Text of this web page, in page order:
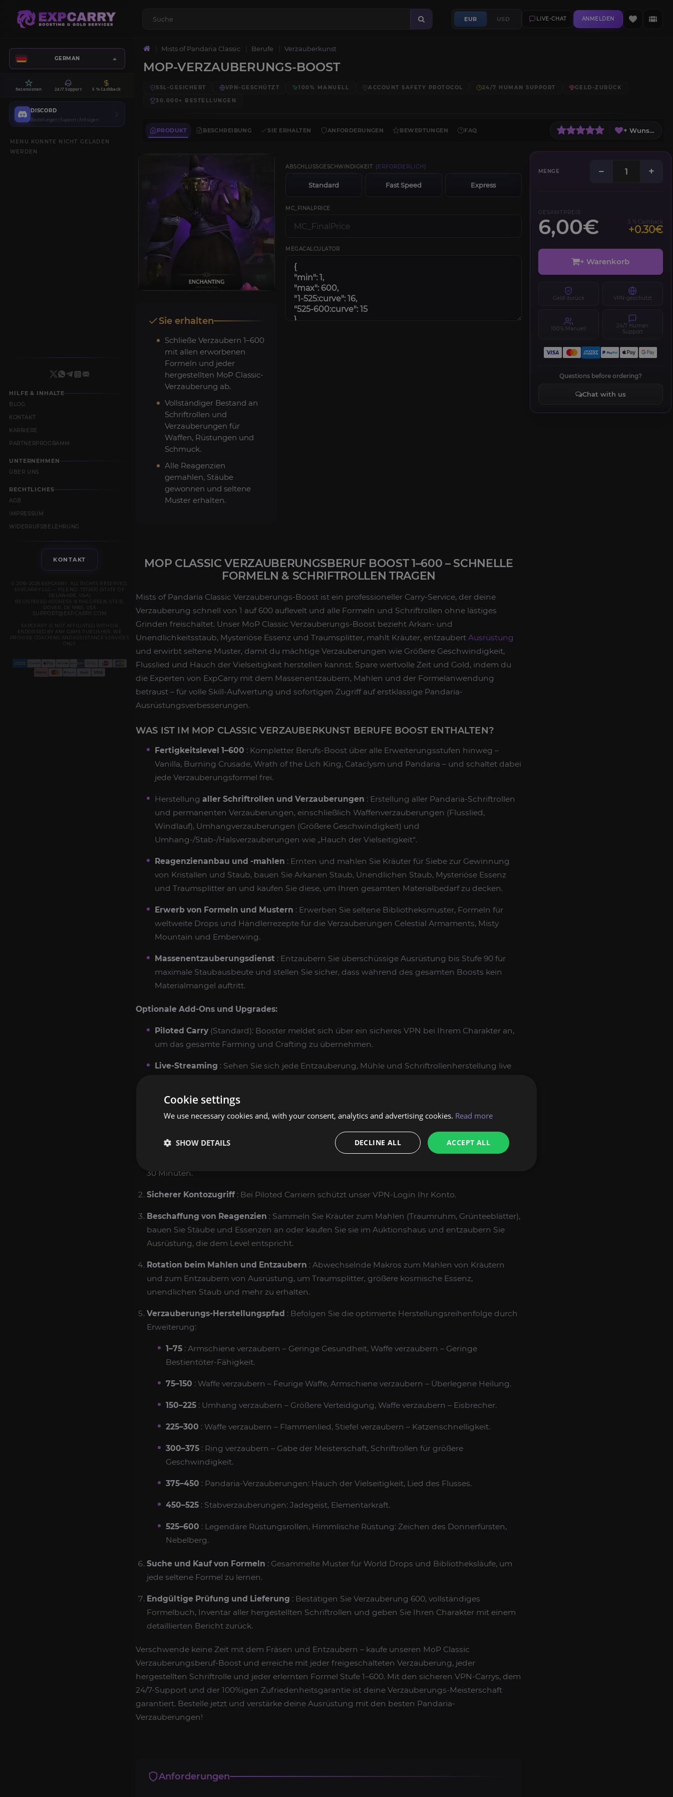
EUR USD LIVE-CHAT ANMELDEN
GERMAN
Rezensionen 24/7 Support 5 % Cashback
DISCORD
Bestellungen | Support | Anfragen
MENU KONNTE NICHT GELADEN
WERDEN
HILFE & INHALTE
BLOG
KONTAKT
KARRIERE
PARTNERPROGRAMM
UNTERNEHMEN
ÜBER UNS
RECHTLICHES
AGB
IMPRESSUM
WIDERRUFSBELEHRUNG
KONTAKT
© 2019–2026 EXPCARRY. ALL RIGHTS RESERVED.
EXPCARRY LLC — FILE NO. 7372610 (STATE OF
DELAWARE, USA)
REGISTERED ADDRESS: 8 THE GREEN, STE B,
DOVER, DE 19901, USA
SUPPORT@EXPCARRY.COM
EXPCARRY IS NOT AFFILIATED WITH OR
ENDORSED BY ANY GAME PUBLISHER. WE
PROVIDE COACHING AND ASSISTANCE SERVICES
ONLY.
Mists of Pandaria Classic Berufe Verzauberkunst
MOP-VERZAUBERUNGS-BOOST
SSL-GESICHERT VPN-GESCHÜTZT 100% MANUELL ACCOUNT SAFETY PROTOCOL 24/7 HUMAN SUPPORT
GELD-ZURÜCK
30.000+
BESTELLUNGEN
PRODUKT BESCHREIBUNG SIE ERHALTEN ANFORDERUNGEN BEWERTUNGEN FAQ + Wunschliste
ABSCHLUSSGESCHWINDIGKEIT [ERFORDERLICH]
Standard Fast Speed Express
MC_FINALPRICE
MEGACALCULATOR
MENGE − +
GESAMTPREIS
6,00€ 5 % Cashback
+0.30€
+ Warenkorb
Geld-zurück VPN-geschützt
100% Manuell
24/7 Human
Support
Questions before ordering?
Chat with us
Sie erhalten
Schließe Verzaubern 1–600
mit allen erworbenen
Formeln und jeder
hergestellten MoP Classic-
Verzauberung ab.
Vollständiger Bestand an
Schriftrollen und
Verzauberungen für
Waffen, Rüstungen und
Schmuck.
Alle Reagenzien
gemahlen, Stäube
gewonnen und seltene
Muster erhalten.
MOP CLASSIC VERZAUBERUNGSBERUF BOOST 1–600 – SCHNELLE
FORMELN & SCHRIFTROLLEN TRAGEN
Mists of Pandaria Classic Verzauberungs-Boost ist ein professioneller Carry-Service, der deine
Verzauberung schnell von 1 auf 600 auflevelt und alle Formeln und Schriftrollen ohne lästiges
Grinden freischaltet. Unser MoP Classic Verzauberungs-Boost bezieht Arkan- und
Unendlichkeitsstaub, Mysteriöse Essenz und Traumsplitter, mahlt Kräuter, entzaubert Ausrüstung
und erwirbt seltene Muster, damit du mächtige Verzauberungen wie Größere Geschwindigkeit,
Flusslied und Hauch der Vielseitigkeit herstellen kannst. Spare wertvolle Zeit und Gold, indem du
die Experten von ExpCarry mit dem Massenentzaubern, Mahlen und der Formelanwendung
betraust – für volle Skill-Aufwertung und sofortigen Zugriff auf erstklassige Pandaria-
Ausrüstungsverbesserungen.
WAS IST IM MOP CLASSIC VERZAUBERKUNST BERUFE BOOST ENTHALTEN?
Fertigkeitslevel 1–600 : Kompletter Berufs-Boost über alle Erweiterungsstufen hinweg –
Vanilla, Burning Crusade, Wrath of the Lich King, Cataclysm und Pandaria – und schaltet dabei
jede Verzauberungsformel frei.
Herstellung aller Schriftrollen und Verzauberungen : Erstellung aller Pandaria-Schriftrollen
und permanenten Verzauberungen, einschließlich Waffenverzauberungen (Flusslied,
Windlauf), Umhangverzauberungen (Größere Geschwindigkeit) und
Umhang-/Stab-/Halsverzauberungen wie „Hauch der Vielseitigkeit“.
Reagenzienanbau und -mahlen : Ernten und mahlen Sie Kräuter für Siebe zur Gewinnung
von Kristallen und Staub, bauen Sie Arkanen Staub, Unendlichen Staub, Mysteriöse Essenz
und Traumsplitter an und kaufen Sie diese, um Ihren gesamten Materialbedarf zu decken.
Erwerb von Formeln und Mustern : Erwerben Sie seltene Bibliotheksmuster, Formeln für
weltweite Drops und Händlerrezepte für die Verzauberungen Celestial Armaments, Misty
Mountain und Emberwing.
Massenentzauberungsdienst : Entzaubern Sie überschüssige Ausrüstung bis Stufe 90 für
maximale Staubausbeute und stellen Sie sicher, dass während des gesamten Boosts kein
Materialmangel auftritt.
Optionale Add-Ons und Upgrades:
Piloted Carry (Standard): Booster meldet sich über ein sicheres VPN bei Ihrem Charakter an,
um das gesamte Farming und Crafting zu übernehmen.
Live-Streaming : Sehen Sie sich jede Entzauberung, Mühle und Schriftrollenherstellung live
Express-Abschluss: Prioritätswarteschlange und dedizierter Zauberer für den schnellsten 1–
600-Lauf.
SO FÜHREN WIR DEN MOP CLASSIC VERZAUBERKUNST BERUFE BOOST DURCH
30 Minuten.
Sicherer Kontozugriff: Bei Piloted Carriern schützt unser VPN-Login Ihr Konto.
Beschaffung von Reagenzien : Sammeln Sie Kräuter zum Mahlen (Traumruhm, Grünteeblätter),
bauen Sie Stäube und Essenzen an oder kaufen Sie sie im Auktionshaus und entzaubern Sie
Ausrüstung, die dem Level entspricht.
Rotation beim Mahlen und Entzaubern : Abwechselnde Makros zum Mahlen von Kräutern
und zum Entzaubern von Ausrüstung, um Traumsplitter, größere kosmische Essenz,
unendlichen Staub und mehr zu erhalten.
Verzauberungs-Herstellungspfad : Befolgen Sie die optimierte Herstellungsreihenfolge durch
Erweiterung:
1–75 : Armschiene verzaubern – Geringe Gesundheit, Waffe verzaubern – Geringe
Bestientöter-Fähigkeit.
75–150 : Waffe verzaubern – Feurige Waffe, Armschiene verzaubern – Überlegene Heilung.
150–225 : Umhang verzaubern – Größere Verteidigung, Waffe verzaubern – Eisbrecher.
225–300 : Waffe verzaubern – Flammenlied, Stiefel verzaubern – Katzenschnelligkeit.
300–375 : Ring verzaubern – Gabe der Meisterschaft, Schriftrollen für größere
Geschwindigkeit.
375–450 : Pandaria-Verzauberungen: Hauch der Vielseitigkeit, Lied des Flusses.
450–525 : Stabverzauberungen: Jadegeist, Elementarkraft.
525–600 : Legendäre Rüstungsrollen, Himmlische Rüstung: Zeichen des Donnerfürsten,
Nebelberg.
Suche und Kauf von Formeln : Gesammelte Muster für World Drops und Bibliotheksläufe, um
jede seltene Formel zu lernen.
Endgültige Prüfung und Lieferung : Bestätigen Sie Verzauberung 600, vollständiges
Formelbuch, Inventar aller hergestellten Schriftrollen und geben Sie Ihren Charakter mit einem
detaillierten Bericht zurück.
Verschwende keine Zeit mit dem Fräsen und Entzaubern – kaufe unseren MoP Classic
Verzauberungsberuf-Boost und erreiche mit jeder freigeschalteten Verzauberung, jeder
hergestellten Schriftrolle und jeder erlernten Formel Stufe 1–600. Mit den sicheren VPN-Carrys, dem
24/7-Support und der 100%igen Zufriedenheitsgarantie ist deine Verzauberungs-Meisterschaft
garantiert. Bestelle jetzt und verstärke deine Ausrüstung mit den besten Pandaria-
Verzauberungen!
Anforderungen
Cookie settings
We use necessary cookies and, with your consent, analytics and advertising cookies. Read more
ACCEPT ALL
DECLINE ALL
SHOW DETAILS